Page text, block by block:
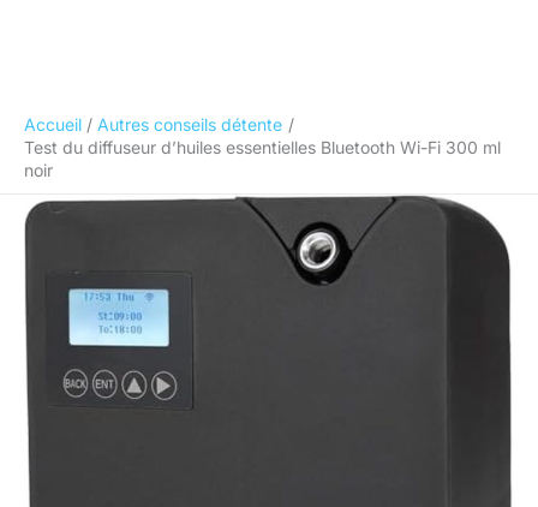
Accueil
Autres conseils détente
Test du diffuseur d’huiles essentielles Bluetooth Wi-Fi 300 ml
noir